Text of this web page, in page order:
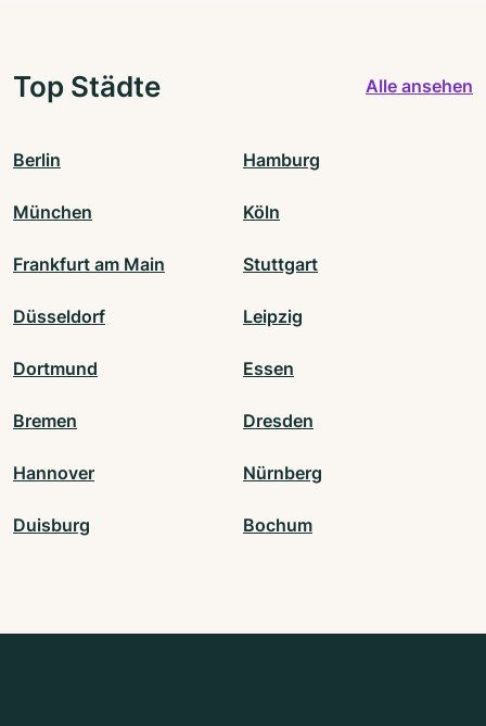
Top Städte Alle ansehen
Berlin Hamburg
München Köln
Frankfurt am Main Stuttgart
Düsseldorf Leipzig
Dortmund Essen
Bremen Dresden
Hannover Nürnberg
Duisburg Bochum